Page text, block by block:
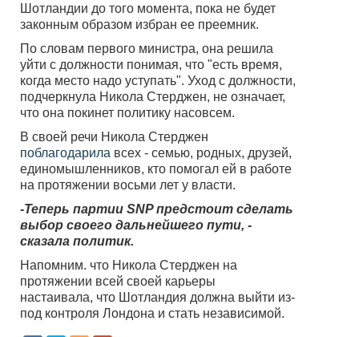
Шотландии до того момента, пока не будет
законным образом избран ее преемник.
По словам первого министра, она решила
уйти с должности понимая, что "есть время,
когда место надо уступать". Уход с должности,
подчеркнула Никола Стерджен, не означает,
что она покинет политику насовсем.
В своей речи Никола Стерджен
поблагодарила всех - семью, родных, друзей,
единомышленников, кто помогал ей в работе
на протяжении восьми лет у власти.
-Теперь партии SNP предстоит сделать
выбор своего дальнейшего пути, -
сказала политик.
Напомним. что Никола Стерджен на
протяжении всей своей карьеры
настаивала, что Шотландия должна выйти из-
под контроля Лондона и стать независимой.